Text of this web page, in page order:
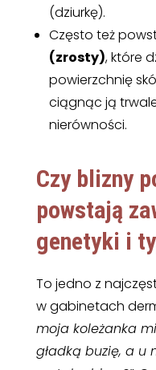
(dziurkę).
Często też
(zrosty), które
powierzchnię
ciągnąc ją
nierówności.
Czy blizny
powstają
genetyki i
To jedno z
w gabinetach
moja koleżanka
gładką buzię, a u